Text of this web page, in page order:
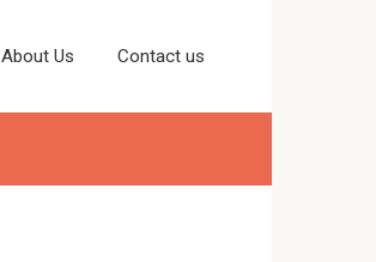
About Us Contact us